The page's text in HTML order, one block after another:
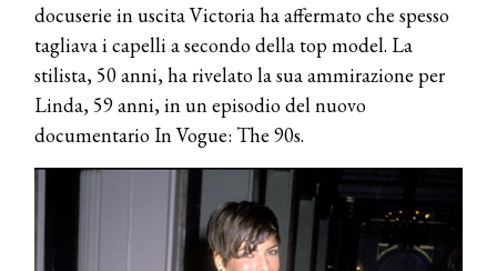
docuserie in uscita Victoria ha affermato che spesso
tagliava i capelli a secondo della top model. La
stilista, 50 anni, ha rivelato la sua ammirazione per
Linda, 59 anni, in un episodio del nuovo
documentario In Vogue: The 90s.